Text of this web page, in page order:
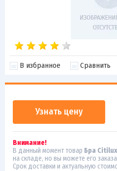
В избранное Сравнить
Узнать цену
Внимание!
В данный момент товар Бра Citilux
на складе, но вы можете его
Срок доставки и актуальную